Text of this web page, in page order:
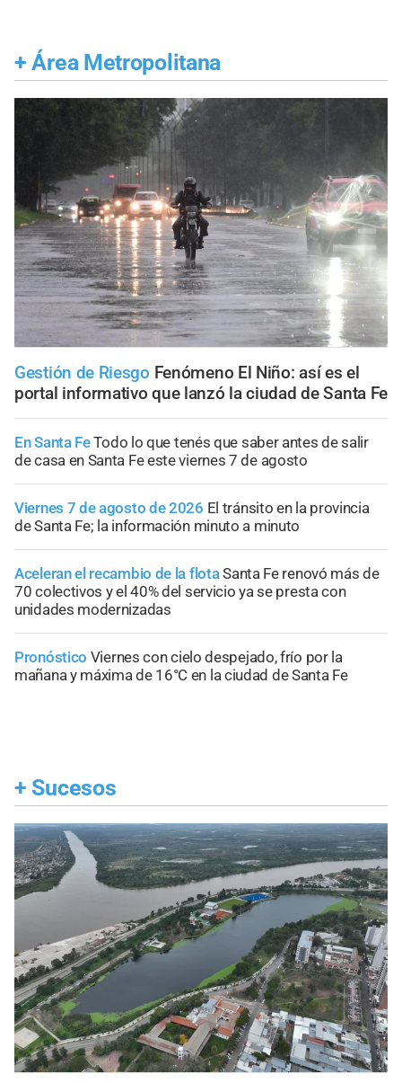
+ Área Metropolitana
Gestión de Riesgo Fenómeno El Niño: así es el
portal informativo que lanzó la ciudad de Santa Fe
En Santa FeTodo lo que tenés que saber antes de salir
de casa en Santa Fe este viernes 7 de agosto
Viernes 7 de agosto de 2026 El tránsito en la provincia
de Santa Fe; la información minuto a minuto
Aceleran el recambio de la flotaSanta Fe renovó más de
70 colectivos y el 40% del servicio ya se presta con
unidades modernizadas
Pronóstico Viernes con cielo despejado, frío por la
mañana y máxima de 16°C en la ciudad de Santa Fe
+ Sucesos